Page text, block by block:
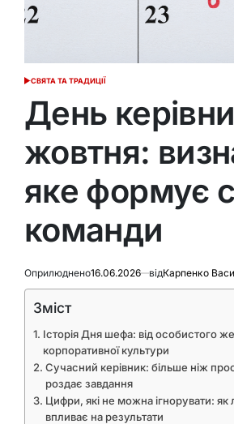
ОПУБЛІКУВАТИ
СВЯТА ТА ТРАДИЦІЇ
День
жовтня:
яке формує
команди
Оприлюднено16.06.2026 відКарпенко
Зміст
Історія Дня шефа: від особистого
корпоративної культури
Сучасний керівник: більше ніж
роздає завдання
Цифри, які не можна ігнорувати: як
впливає на результати